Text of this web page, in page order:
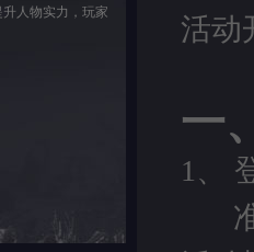
人物实力，玩家
活动
一
1、